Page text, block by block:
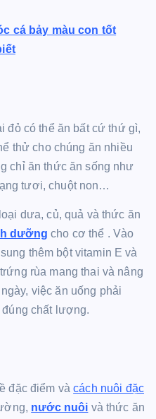
cá bảy màu con tốt
đỏ có thể ăn bất cứ thứ gì,
thử cho chúng ăn nhiều
chỉ ăn thức ăn sống như
tươi, chuột non…
dưa, củ, quả và thức ăn
dưỡng cho cơ thể . Vào
thêm bột vitamin E và
rùa mang thai và nâng
việc ăn uống phải
chất lượng.
đặc điểm vàcách nuôi đặc
nước nuôi và thức ăn